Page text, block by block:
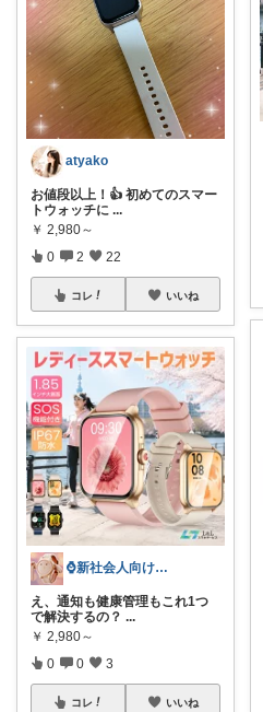
atyako
お値段以上！👍 初めてのスマー
トウォッチに ...
￥ 2,980～
0 2 22
コレ いいね
⌚新社会人向け｜腕時計
え、通知も健康管理もこれ1つ
で解決するの？ ...
￥ 2,980～
0 0 3
コレ いいね